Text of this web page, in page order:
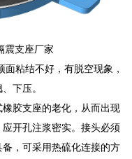
震支座厂家
粘结不好，有脱空现象，
下压。
胶支座的老化，从而出现
开孔注浆密实。接头必须
，可采用热硫化连接的方